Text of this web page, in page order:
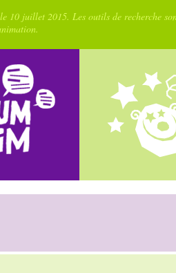
10 juillet 2015. Les outils de recherche